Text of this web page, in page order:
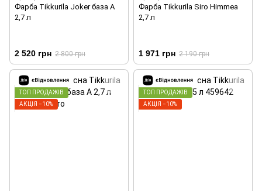
Фарба Tikkurila Joker база А
2,7 л
2 520 грн 2 800 грн
Фарба Tikkurila Siro Himmea
2,7 л
1 971 грн 2 190 грн
ТОП ПРОДАЖІВ
АКЦІЯ −10%
ТОП ПРОДАЖІВ
АКЦІЯ −10%